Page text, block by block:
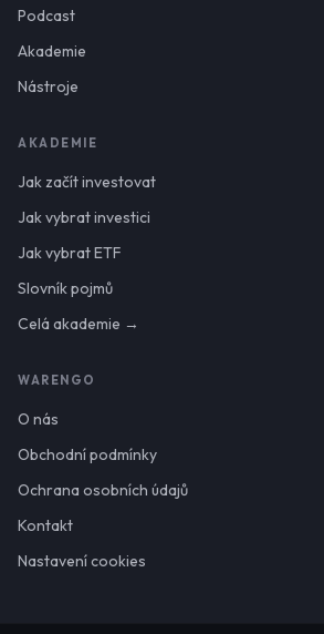
Podcast
Akademie
Nástroje
AKADEMIE
Jak začít investovat
Jak vybrat investici
Jak vybrat ETF
Slovník pojmů
Celá akademie →
WARENGO
O nás
Obchodní podmínky
Ochrana osobních údajů
Kontakt
Nastavení cookies